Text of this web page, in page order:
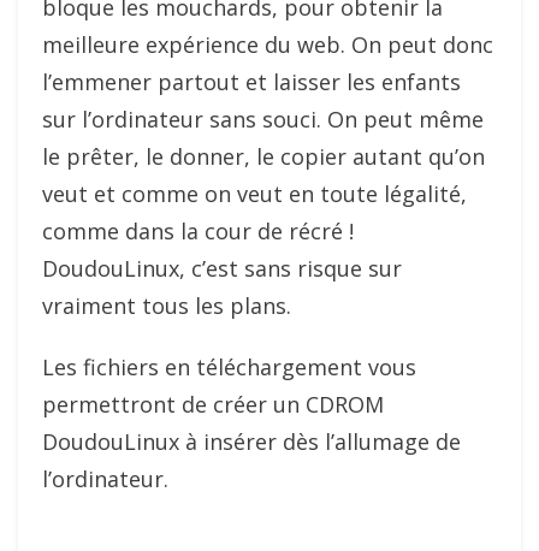
bloque les mouchards, pour obtenir la
meilleure expérience du web. On peut donc
l’emmener partout et laisser les enfants
sur l’ordinateur sans souci. On peut même
le prêter, le donner, le copier autant qu’on
veut et comme on veut en toute légalité,
comme dans la cour de récré !
DoudouLinux, c’est sans risque sur
vraiment tous les plans.
Les fichiers en téléchargement vous
permettront de créer un CDROM
DoudouLinux à insérer dès l’allumage de
l’ordinateur.